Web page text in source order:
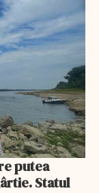
putea
Statul